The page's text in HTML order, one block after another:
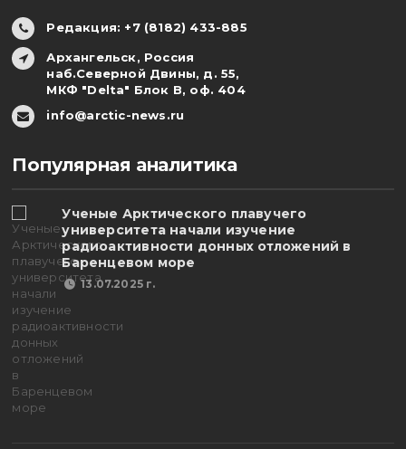
Редакция: +7 (8182) 433-885
Архангельск, Россия
наб.Северной Двины, д. 55,
МКФ "Delta" Блок В, оф. 404
info@arctic-news.ru
Популярная аналитика
Ученые Арктического плавучего
университета начали изучение
радиоактивности донных отложений в
Баренцевом море
13.07.2025 г.